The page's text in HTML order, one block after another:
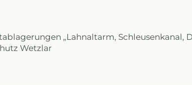
„Lahnaltarm, Schleusenkanal,
Wetzlar